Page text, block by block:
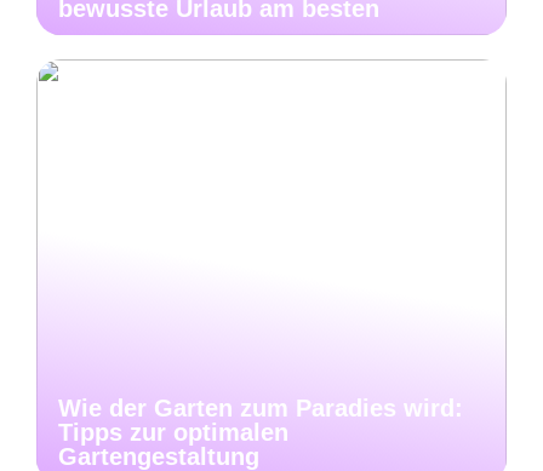
bewusste Urlaub am besten
Wie der Garten zum Paradies wird:
Tipps zur optimalen
Gartengestaltung